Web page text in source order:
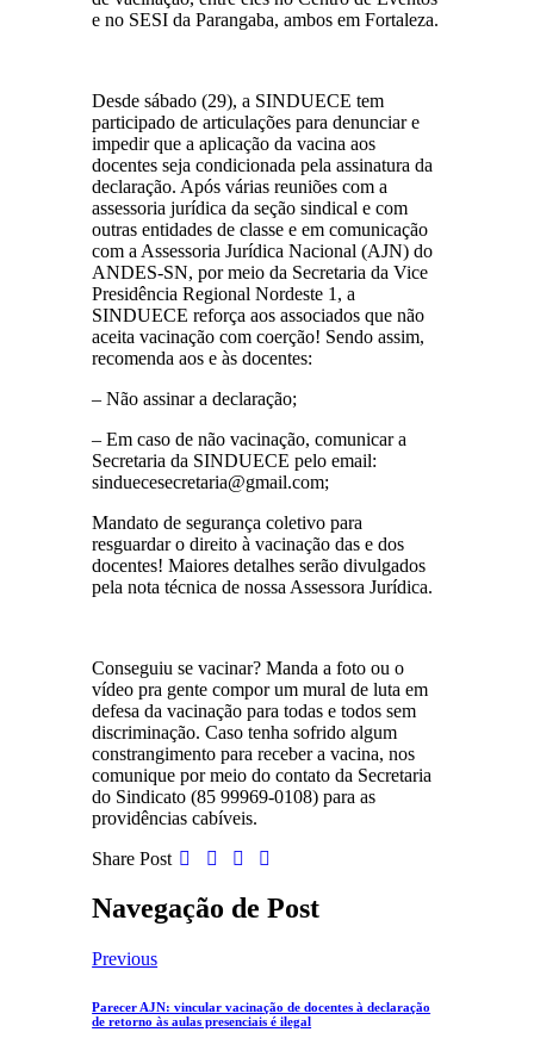
e no SESI da Parangaba, ambos em Fortaleza.
Desde sábado (29), a SINDUECE tem
participado de articulações para denunciar e
impedir que a aplicação da vacina aos
docentes seja condicionada pela assinatura da
declaração. Após várias reuniões com a
assessoria jurídica da seção sindical e com
outras entidades de classe e em comunicação
com a Assessoria Jurídica Nacional (AJN) do
ANDES-SN, por meio da Secretaria da Vice
Presidência Regional Nordeste 1, a
SINDUECE reforça aos associados que não
aceita vacinação com coerção! Sendo assim,
recomenda aos e às docentes:
– Não assinar a declaração;
– Em caso de não vacinação, comunicar a
Secretaria da SINDUECE pelo email:
sinduecesecretaria@gmail.com;
Mandato de segurança coletivo para
resguardar o direito à vacinação das e dos
docentes! Maiores detalhes serão divulgados
pela nota técnica de nossa Assessora Jurídica.
Conseguiu se vacinar? Manda a foto ou o
vídeo pra gente compor um mural de luta em
defesa da vacinação para todas e todos sem
discriminação. Caso tenha sofrido algum
constrangimento para receber a vacina, nos
comunique por meio do contato da Secretaria
do Sindicato (85 99969-0108) para as
providências cabíveis.
Share Post
Navegação de Post
Previous
Parecer AJN: vincular vacinação de docentes à declaração
de retorno às aulas presenciais é ilegal